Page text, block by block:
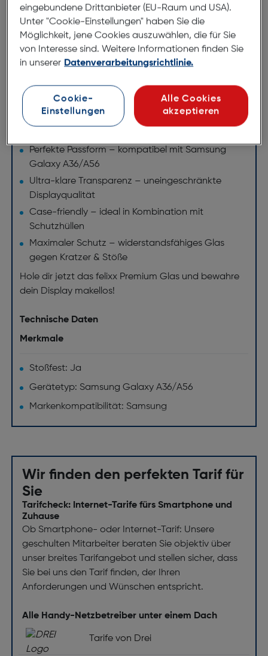
Schütze dein Samsung Galaxy A36 oder A56 stilvoll
und zuverlässig mit dem felixx Premium Glas. Dank
der Case-friendly-Technologie passt das Schutzglas
perfekt, ohne mit deiner Handyhülle zu kollidieren.
brillante Displayqualität und bietet gleichzeitig einen
zuverlässigen Schutz vor Kratzern, Stößen und
Schmutz.
Perfekte Passform – kompatibel mit Samsung
Galaxy A36/A56
Ultra-klare Transparenz – uneingeschränkte
Displayqualität
Case-friendly – ideal in Kombination mit
Schutzhüllen
Maximaler Schutz – widerstandsfähiges Glas
gegen Kratzer & Stöße
Hole dir jetzt das felixx Premium Glas und bewahre
dein Display makellos!
Technische Daten
Merkmale
Stoßfest: Ja
Gerätetyp: Samsung Galaxy A36/A56
Markenkompatibilität: Samsung
Wir finden den perfekten Tarif für
Sie
Tarifcheck: Internet-Tarife fürs Smartphone und
Zuhause
Ob Smartphone- oder Internet-Tarif: Unsere
geschulten Mitarbeiter beraten Sie objektiv über
unser breites Tarifangebot und stellen sicher, dass
Sie bei uns den Tarif finden, der Ihren
Anforderungen und Wünschen entspricht.
Alle Handy-Netzbetreiber unter einem Dach
Tarife von Drei
eingebundene Drittanbieter (EU-Raum und USA).
Unter "Cookie-Einstellungen" haben Sie die
Möglichkeit, jene Cookies auszuwählen, die für Sie
von Interesse sind. Weitere Informationen finden Sie
in unserer Datenverarbeitungsrichtlinie.
Cookie-
Einstellungen
Alle Cookies
akzeptieren